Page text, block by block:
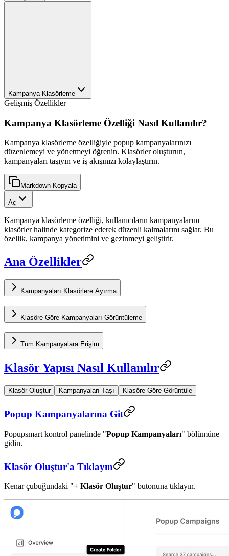
Kampanya Klasörleme
Gelişmiş Özellikler
Kampanya Klasörleme Özelliği Nasıl Kullanılır?
Kampanya klasörleme özelliğiyle popup kampanyalarınızı
düzenlemeyi ve yönetmeyi öğrenin. Klasörler oluşturun,
kampanyaları taşıyın ve iş akışınızı kolaylaştırın.
Markdown Kopyala
Aç
Kampanya klasörleme özelliği, kullanıcıların kampanyalarını
klasörler halinde kategorize ederek düzenli kalmalarını sağlar. Bu
özellik, kampanya yönetimini ve gezinmeyi geliştirir.
Ana Özellikler
Kampanyaları Klasörlere Ayırma
Klasöre Göre Kampanyaları Görüntüleme
Tüm Kampanyalara Erişim
Klasör Yapısı Nasıl Kullanılır
Klasör Oluştur Kampanyaları Taşı Klasöre Göre Görüntüle
Popup Kampanyalarına Git
Popupsmart kontrol panelinde "Popup Kampanyaları" bölümüne
gidin.
Klasör Oluştur'a Tıklayın
Kenar çubuğundaki "+ Klasör Oluştur" butonuna tıklayın.